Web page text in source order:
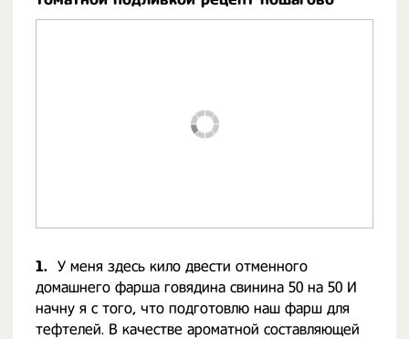
1. У меня здесь кило двести отменного
домашнего фарша говядина свинина 50 на 50 И
начну я с того, что подготовлю наш фарш для
тефтелей. В качестве ароматной составляющей